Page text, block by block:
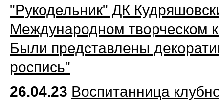
"Рукодельник" ДК
Международном творческом
Были представлены
роспись"
26.04.23 Воспитанница